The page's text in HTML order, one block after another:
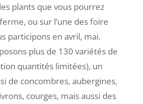
plants que vous pourrez
ou sur l’une des foire
participons en avril, mai.
plus de 130 variétés de
quantités limitées), un
de concombres, aubergines,
courges, mais aussi des